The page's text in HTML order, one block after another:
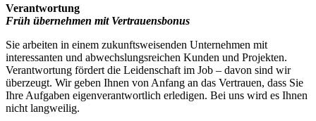
Verantwortung
Früh übernehmen mit Vertrauensbonus
Sie arbeiten in einem zukunftsweisenden Unternehmen mit
interessanten und abwechslungsreichen Kunden und Projekten.
Verantwortung fördert die Leidenschaft im Job – davon sind wir
überzeugt. Wir geben Ihnen von Anfang an das Vertrauen, dass Sie
Ihre Aufgaben eigenverantwortlich erledigen. Bei uns wird es Ihnen
nicht langweilig.